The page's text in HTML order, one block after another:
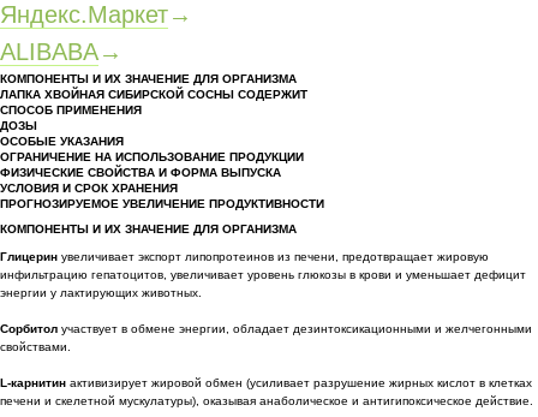
Яндекс.Маркет→
ALIBABA→
КОМПОНЕНТЫ И ИХ ЗНАЧЕНИЕ ДЛЯ ОРГАНИЗМА
ЛАПКА ХВОЙНАЯ СИБИРСКОЙ СОСНЫ СОДЕРЖИТ
СПОСОБ ПРИМЕНЕНИЯ
ДОЗЫ
ОСОБЫЕ УКАЗАНИЯ
ОГРАНИЧЕНИЕ НА ИСПОЛЬЗОВАНИЕ ПРОДУКЦИИ
ФИЗИЧЕСКИЕ СВОЙСТВА И ФОРМА ВЫПУСКА
УСЛОВИЯ И СРОК ХРАНЕНИЯ
ПРОГНОЗИРУЕМОЕ УВЕЛИЧЕНИЕ ПРОДУКТИВНОСТИ
КОМПОНЕНТЫ И ИХ ЗНАЧЕНИЕ ДЛЯ ОРГАНИЗМА
Глицерин увеличивает экспорт липопротеинов из печени, предотвращает жировую
инфильтрацию гепатоцитов, увеличивает уровень глюкозы в крови и уменьшает дефицит
энергии у лактирующих животных.
Сорбитол участвует в обмене энергии, обладает дезинтоксикационными и желчегонными
свойствами.
L-карнитин активизирует жировой обмен (усиливает разрушение жирных кислот в клетках
печени и скелетной мускулатуры), оказывая анаболическое и антигипоксическое действие.